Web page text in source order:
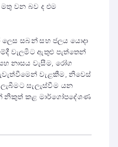
වන බව ද එම
ලෙස සබන් සහ ජලය යොදා
වැලමිට ඇතුළු පැත්තෙන්
නාසය වැසීම, රෝග
වැළකීම, නිවෙස්
සැලැස්වීම යන
නිකුත් කළ මාර්ගෝපදේශණ